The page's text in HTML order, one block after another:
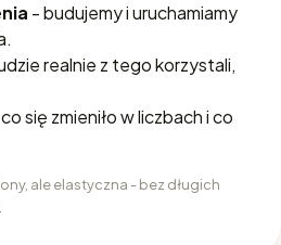
- budujemy i uruchamiamy
realnie z tego korzystali,
się zmieniło w liczbach i co
ale elastyczna - bez długich